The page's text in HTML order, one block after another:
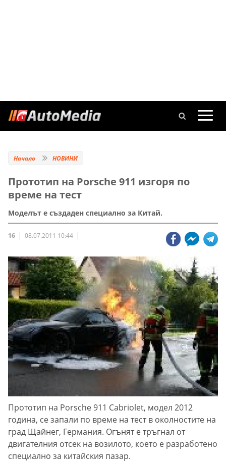
Начало НОВИНИ
Прототип на Porsche 911 изгоря по
време на тест
Моделът е създаден специално за Китай.
16 08.07.2011 10:44
Прототип на Porsche 911 Cabriolet, модел 2012
година, се запали по време на тест в околностите на
град Щайнег, Германия. Огънят е тръгнал от
двигателния отсек на возилото, което е разработено
специално за китайския пазар.